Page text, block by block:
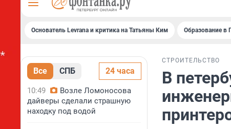
Основатель Levrana и критика на Татьяны Ким Образование в
Все СПБ 24 часа
10:49
Возле Ломоносова
дайверы сделали страшную
находку под водой
СТРОИТЕЛЬСТВО
В